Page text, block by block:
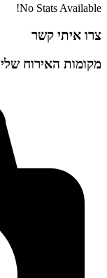
No Stats Available!
צרו איתי קשר
מקומות האירוח שלי